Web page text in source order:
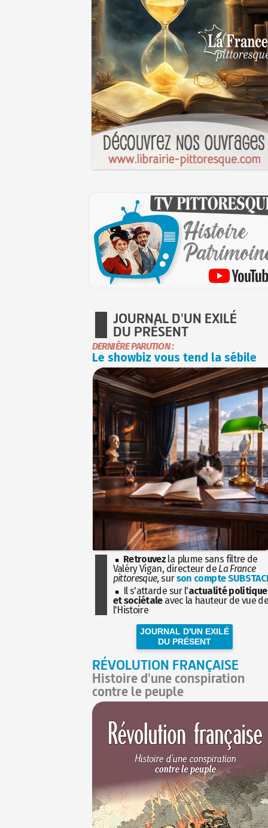
JOURNAL D'UN EXILÉ
DU PRÉSENT
DERNIÈRE PARUTION :
Le showbiz vous tend la sébile
Retrouvez la plume sans filtre de
Valéry Vigan, directeur de La France
pittoresque, surson compte
Il s'attarde sur l'actualité politique
et sociétaleavec la hauteur de vue
l'Histoire
JOURNAL D'UN EXILÉ
DU PRÉSENT
RÉVOLUTION FRANÇAISE
Histoire d'une conspiration
contre le peuple